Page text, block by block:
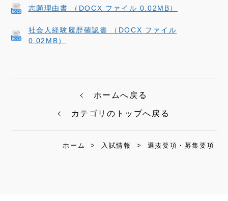
志願理由書 （DOCX ファイル 0.02MB）
社会人経験履歴確認書 （DOCX ファイル
0.02MB）
ホームへ戻る
カテゴリのトップへ戻る
ホーム > 入試情報 > 選抜要項・募集要項